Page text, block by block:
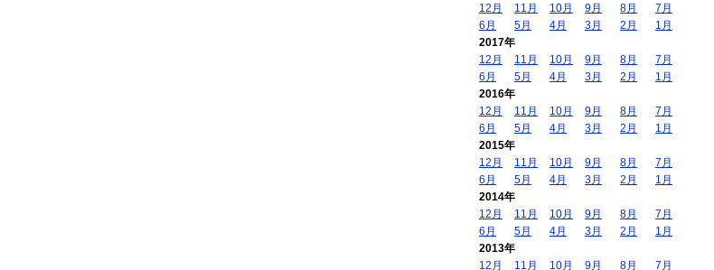
12月
11月 10月 9月 8月
7月
6月
5月 4月 3月 2月
1月
2017年
12月
11月 10月 9月 8月
7月
6月
5月 4月 3月 2月
1月
2016年
12月
11月 10月 9月 8月
7月
6月
5月 4月 3月 2月
1月
2015年
12月
11月 10月 9月 8月
7月
6月
5月 4月 3月 2月
1月
2014年
12月
11月 10月 9月 8月
7月
6月
5月 4月 3月 2月
1月
2013年
12月
11月 10月 9月 8月 7月